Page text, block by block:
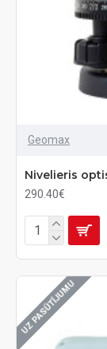
Geomax
Nivelieris
290.40€
UZ PASŪTĪJUMU